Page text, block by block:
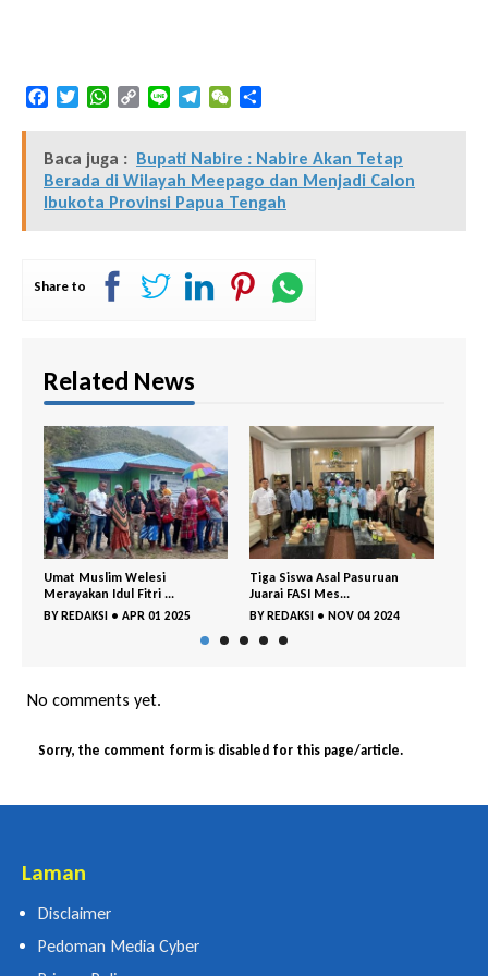
FacebookTwitterWhatsApp
Copy
Line TelegramWeChat
Baca juga : Bupati Nabire : Nabire Akan Tetap
Berada di Wilayah Meepago dan Menjadi Calon
Ibukota Provinsi Papua Tengah
Share to
Related News
Tiga Siswa Asal Pasuruan
Juarai FASI Mes...
BYREDAKSI • NOV 04 2024
Pengasuh Ponpes Al Yasini KH
A Mujib Imr...
BYREDAKSI •OKT 28 2024
No comments yet.
Sorry, the comment form is disabled for this page/article.
Laman
Disclaimer
Pedoman Media Cyber